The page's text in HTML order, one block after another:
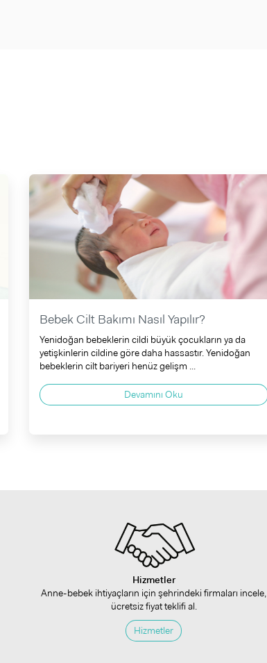
Bebek Cilt Bakımı Nasıl Yapılır?
Yenidoğan bebeklerin cildi büyük çocukların ya da
yetişkinlerin cildine göre daha hassastır. Yenidoğan
bebeklerin cilt bariyeri henüz gelişm ...
Devamını Oku
Hizmetler
Anne-bebek ihtiyaçların için şehrindeki firmaları incele,
ücretsiz fiyat teklifi al.
Hizmetler